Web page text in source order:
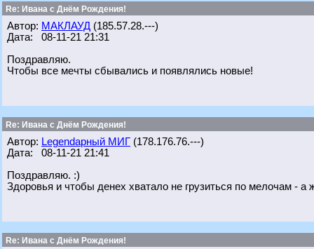
Re: Ивана с Днём Рождения!
Автор: МАКЛАУД (185.57.28.---)
Дата: 08-11-21 21:31
Поздравляю.
Чтобы все мечты сбывались и появлялись новые!
Re: Ивана с Днём Рождения!
Автор: Legendарный МИГ (178.176.76.---)
Дата: 08-11-21 21:41
Поздравляю. :)
Здоровья и чтобы денех хватало не грузиться по мелочам - а
Re: Ивана с Днём Рождения!